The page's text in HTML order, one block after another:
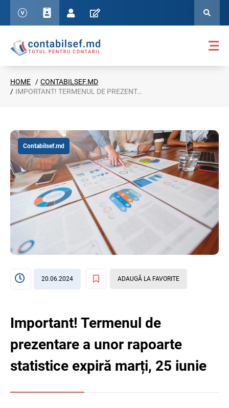
HOME
CONTABILSEF.MD
IMPORTANT! TERMENUL DE PREZENTARE A UNOR RAPOARTE STATISTICE EXPIRĂ MARȚI, 25 IUNIE
Contabilsef.md
20.06.2024 ADAUGĂ LA FAVORITE
Important! Termenul de
prezentare a unor rapoarte
statistice expiră marți, 25 iunie